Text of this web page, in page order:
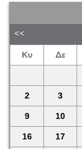
Κυ Δε
2 3
9 10
16 17